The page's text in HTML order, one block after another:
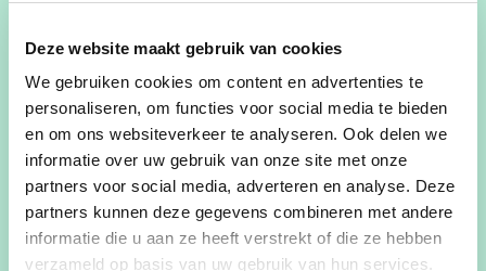
Deze website maakt gebruik van cookies
We gebruiken cookies om content en advertenties te
personaliseren, om functies voor social media te bieden
en om ons websiteverkeer te analyseren. Ook delen we
informatie over uw gebruik van onze site met onze
partners voor social media, adverteren en analyse. Deze
partners kunnen deze gegevens combineren met andere
informatie die u aan ze heeft verstrekt of die ze hebben
verzameld op basis van uw gebruik van hun services.
Geluwe met trots haar kandidaten voor de
gemeenteraadsverkiezingen voor.
In totaal trekken er 25 enthousiaste
inwoners van Wervik, Geluwe, Kruiseke of
Terhand naar de kiezers onder de vlag van
cd&v en onder aanvoeren van eerste
schepen en kandidaat-
burgemeesterBercy Slegers.Lees onder